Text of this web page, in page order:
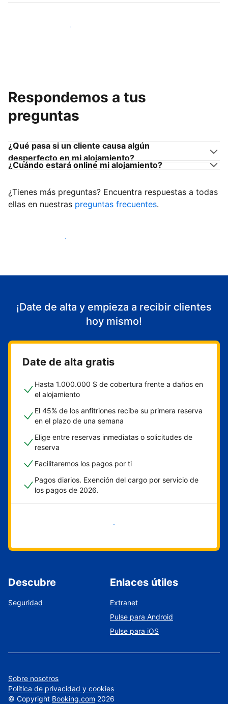
Únete a anfitriones como tú
Respondemos a tus
preguntas
¿Qué pasa si un cliente causa algún
desperfecto en mi alojamiento?
¿Cuándo estará online mi alojamiento?
¿Tienes más preguntas? Encuentra respuestas a todas
ellas en nuestras preguntas frecuentes.
Empieza a recibir clientes
¡Date de alta y empieza a recibir clientes
hoy mismo!
Date de alta gratis
Hasta 1.000.000 $ de cobertura frente a daños en
el alojamiento
El 45% de los anfitriones recibe su primera reserva
en el plazo de una semana
Elige entre reservas inmediatas o solicitudes de
reserva
Facilitaremos los pagos por ti
Pagos diarios. Exención del cargo por servicio de
los pagos de 2026.
Empieza ahora
Descubre
Seguridad
Enlaces útiles
Extranet
Pulse para Android
Pulse para iOS
Sobre nosotros
Política de privacidad y cookies
© Copyright Booking.com 2026